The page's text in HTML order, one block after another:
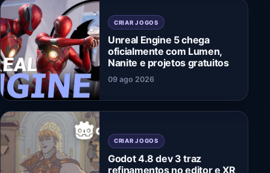
CRIAR JOGOS
Unreal Engine 5 chega
oficialmente com Lumen,
Nanite e projetos gratuitos
09 ago 2026
CRIAR JOGOS
Godot 4.8 dev 3 traz
refinamentos no editor e XR